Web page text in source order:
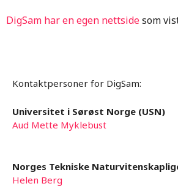
DigSam har en egen nettsidesom
Kontaktpersoner for DigSam:
Universitet i Sørøst Norge (USN)
Aud Mette Myklebust
Norges Tekniske
Helen Berg